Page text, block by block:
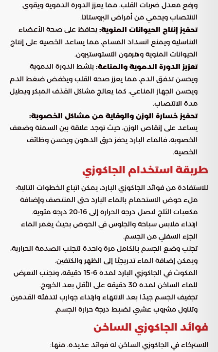
ورفع معدل ضربات القلب، مما يعزز الدورة الدموية ويقوي
الانتصاب ويحمي من أمراض البروستاتا.
تحفيز إنتاج الحيوانات المنوية: يحافظ على صحة الأعضاء
التناسلية ويمنع انسداد المسام، مما يساعد الخصية على إنتاج
الحيوانات المنوية وهرمون التستوستيرون.
تعزيز الدورة الدموية والمناعة: ينشط الدورة الدموية
ويحسن تدفق الدم، مما يعزز صحة القلب ويخفض ضغط الدم
ويحسن الجهاز المناعي، كما يعالج مشاكل القذف المبكر ويطيل
مدة الانتصاب.
تحفيز خسارة الوزن والوقاية من مشاكل الخصوبة:
يساعد على إنقاص الوزن، حيث توجد علاقة بين السمنة وضعف
الخصوبة، فالماء البارد يحفز حرق الدهون ويحسن وظائف
الخصية.
طريقة استخدام الجاكوزي
للاستفادة من فوائد الجاكوزي البارد، يمكن اتباع الخطوات التالية:
ملء حوض الاستحمام بالماء البارد حتى المنتصف وإضافة
مكعبات الثلج لتصل درجة الحرارة إلى 16-20 درجة مئوية.
ارتداء ملابس سباحة والجلوس في الحوض بحيث يغمر الماء
الجزء السفلي من الجسم.
تجنب وضع الجسم بالكامل مرة واحدة لتجنب الصدمة الحرارية،
ويمكن إضافة الماء تدريجيًا إلى الظهر والكتفين.
المكوث في الجاكوزي البارد لمدة 6-15 دقيقة، وتجنب التعرض
للماء الساخن لمدة 30 دقيقة على الأقل بعد الخروج.
تجفيف الجسم جيدًا بعد الانتهاء وارتداء جوارب لتدفئة القدمين
وتناول مشروب عشبي لضبط درجة حرارة الجسم.
فوائد الجاكوزي الساخن
الاسترخاء في الجاكوزي الساخن له فوائد عديدة، منها: